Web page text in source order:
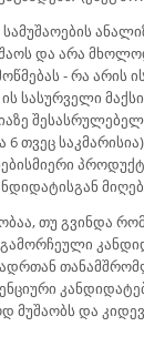
და არა
- რა არის
სასურველი
თვეც
თუ გვინდა
მუშაობს და